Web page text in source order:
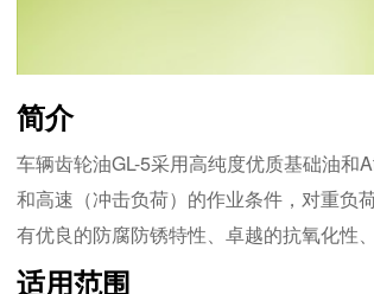
简介
车辆齿轮油GL-5采用高纯度优质基础油和
和高速（冲击负荷）的作业条件，对重负
有优良的防腐防锈特性、卓越的抗氧化性
适用范围